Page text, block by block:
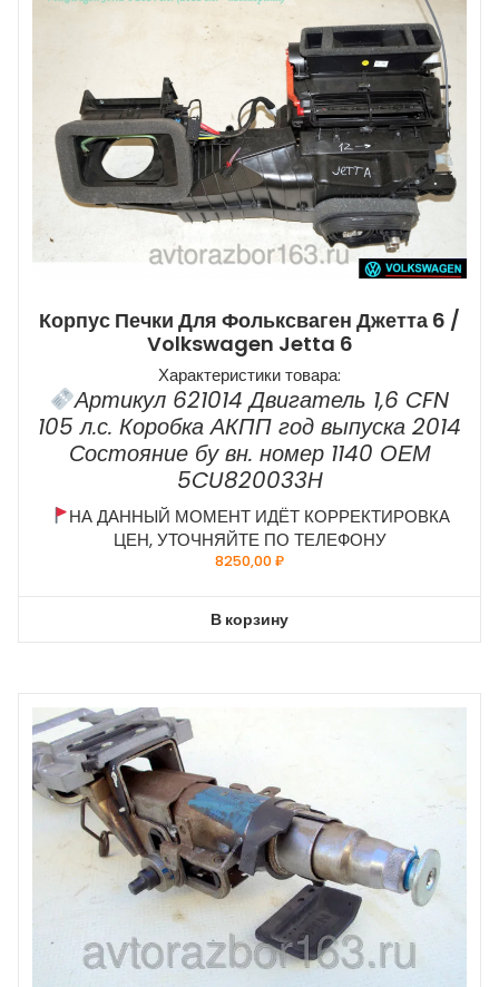
Корпус Печки Для Фольксваген Джетта 6 /
Volkswagen Jetta 6
Характеристики товара:
Артикул 621014 Двигатель 1,6 CFN
105 л.с. Коробка АКПП год выпуска 2014
Состояние бу вн. номер 1140 ОЕМ
5CU820033H
НА ДАННЫЙ МОМЕНТ ИДЁТ КОРРЕКТИРОВКА
ЦЕН, УТОЧНЯЙТЕ ПО ТЕЛЕФОНУ
8250,00₽
В корзину